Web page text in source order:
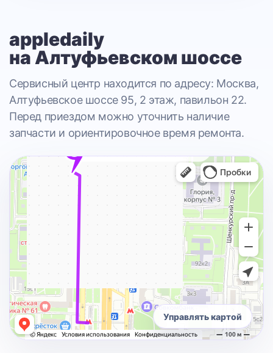
appledaily
на Алтуфьевском шоссе
Сервисный центр находится по адресу: Москва,
Алтуфьевское шоссе 95, 2 этаж, павильон 22.
Перед приездом можно уточнить наличие
запчасти и ориентировочное время ремонта.
Управлять картой